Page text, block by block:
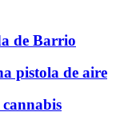
de Barrio
pistola de aire